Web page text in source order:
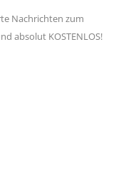
Nachrichten zum
absolut KOSTENLOS!